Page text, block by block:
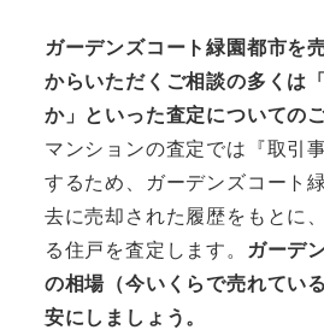
ガーデンズコート緑園都市を
からいただくご相談の多くは
か」といった査定についての
マンションの査定では『取引
するため、ガーデンズコート
去に売却された履歴をもとに
る住戸を査定します。
ガーデ
の相場（今いくらで売れてい
安にしましょう。